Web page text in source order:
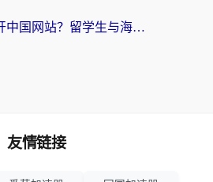
在国外如何打开中国网站？留学生与海外华人的无缝访问指南
友情链接